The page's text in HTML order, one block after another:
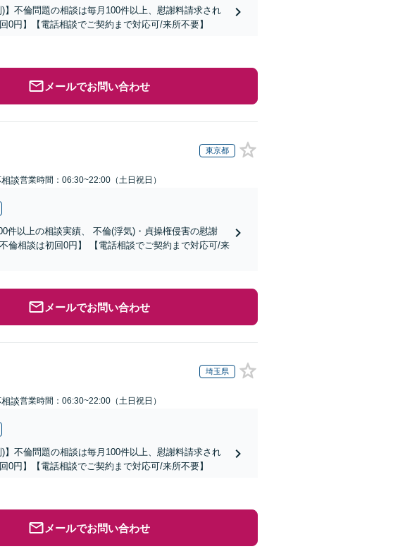
】不倫問題の相談は毎月100件以上、慰謝料請求され
円】【電話相談でご契約まで対応可/来所不要】
メールでお問い合わせ
東京都
談営業時間：06:30~22:00（土日祝日）
倫(浮気)・貞操権侵害の慰謝
倫相談は初回0円】 【電話相談でご契約まで対応可/来
メールでお問い合わせ
埼玉県
談営業時間：06:30~22:00（土日祝日）
】不倫問題の相談は毎月100件以上、慰謝料請求され
円】【電話相談でご契約まで対応可/来所不要】
メールでお問い合わせ